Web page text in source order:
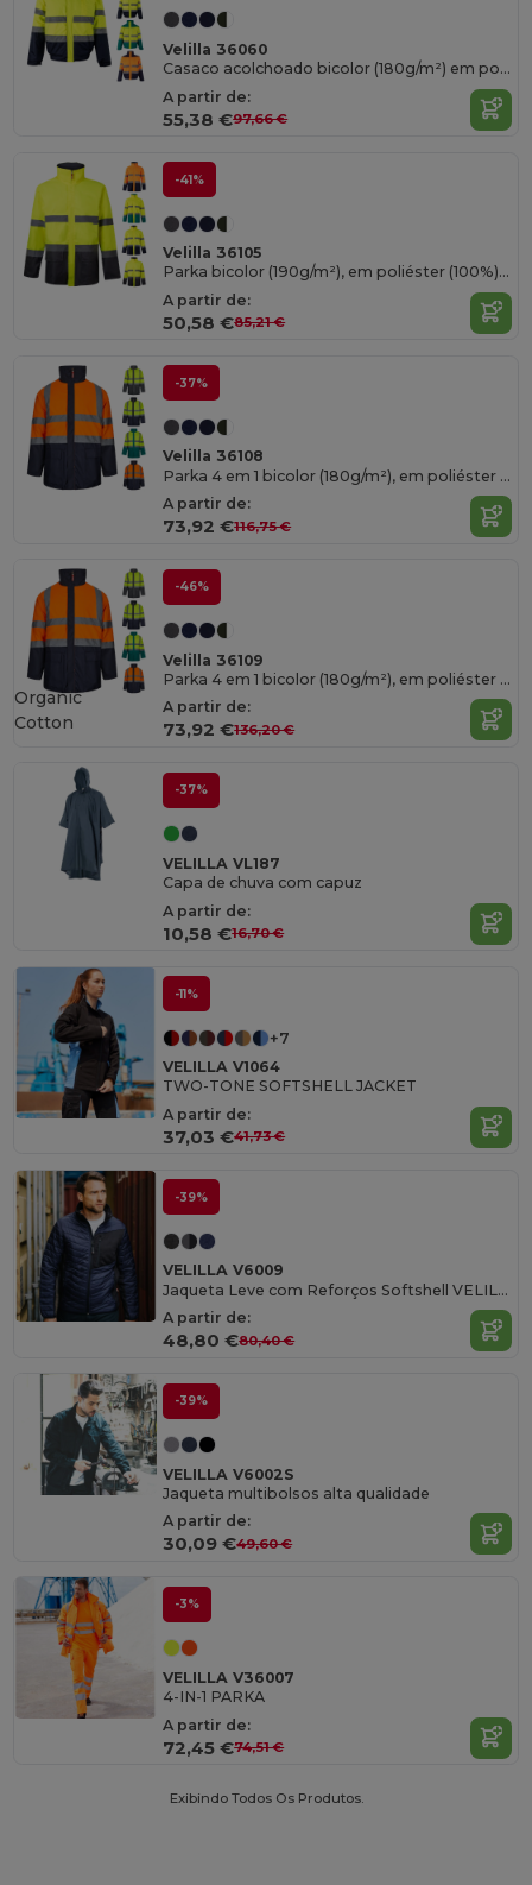
Velilla 36060
Casaco acolchoado bicolor (180g/m²) em poliéster (100%), com recobrimento de PU
A partir de:
55,38 €97,66 €
-41%
Velilla 36105
Parka bicolor (190g/m²), em poliéster (100%), com revestimento em PU
A partir de:
50,58 €85,21 €
-37%
Velilla 36108
Parka 4 em 1 bicolor (180g/m²), em poliéster (100%) com revestimento de PU
A partir de:
73,92 €116,75 €
-46%
Velilla 36109
Parka 4 em 1 bicolor (180g/m²), em poliéster (100%) com revestimento de PU
A partir de:
73,92 €136,20 €
Organic
Cotton
-37%
VELILLA VL187
Capa de chuva com capuz
A partir de:
10,58 €16,70 €
-11%
+7
VELILLA V1064
TWO-TONE SOFTSHELL JACKET
A partir de:
37,03 €41,73 €
-39%
VELILLA V6009
Jaqueta Leve com Reforços Softshell VELILLA
A partir de:
48,80 €80,40 €
-39%
VELILLA V6002S
Jaqueta multibolsos alta qualidade
A partir de:
30,09 €49,60 €
-3%
VELILLA V36007
4-IN-1 PARKA
A partir de:
72,45 €74,51 €
Exibindo Todos Os Produtos.